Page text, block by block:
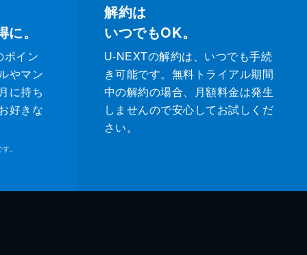
。
ポイン
やマン
に持ち
好きな
。
解約は
いつでもOK。
U-NEXTの解約は、いつでも手続
き可能です。無料トライアル期間
中の解約の場合、月額料金は発生
しませんので安心してお試しくだ
さい。